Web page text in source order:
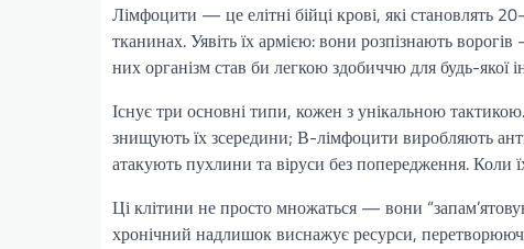
Лімфоцити — це елітні бійці крові, які становлять
тканинах. Уявіть їх армією: вони розпізнають
них організм став би легкою здобиччю для будь-якої
Існує три основні типи, кожен з унікальною
знищують їх зсередини; В-лімфоцити виробляють
атакують пухлини та віруси без попередження. Коли
Ці клітини не просто множаться — вони
хронічний надлишок виснажує ресурси,